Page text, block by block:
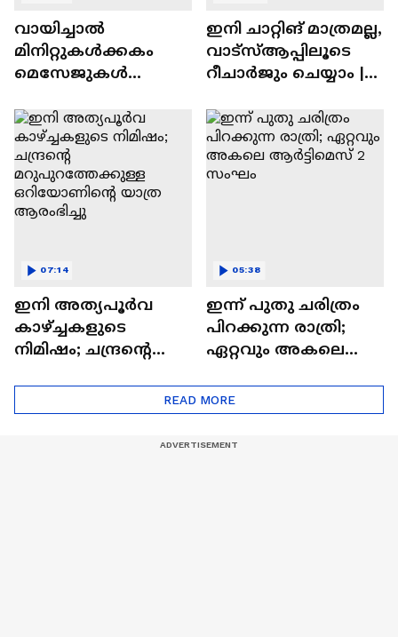
വായിച്ചാൽ
മിനിറ്റുകൾക്കകം
മെസേജുകള്‍
WhatsApp | Tech Talk
ഇനി ചാറ്റിങ് മാത്രമല്ല,
വാട്‌സ്‌ആപ്പിലൂടെ
റീചാർജും ചെയ്യാം |
Tech Talk
ഇനി അത്യപൂര്‍വ
കാഴ്ച്ചകളുടെ
നിമിഷം; ചന്ദ്രന്റെ
ഒറിയോണിന്റെ യാത്ര
ആരംഭിച്ചു
07:14
ഇന്ന് പുതു ചരിത്രം
പിറക്കുന്ന രാത്രി;
ഏറ്റവും അകലെ
05:38
READ MORE